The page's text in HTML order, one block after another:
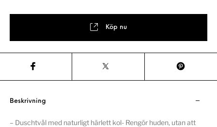
Köp nu
Beskrivning
– Duschtvål med naturligt härlett kol- Rengör huden, utan att